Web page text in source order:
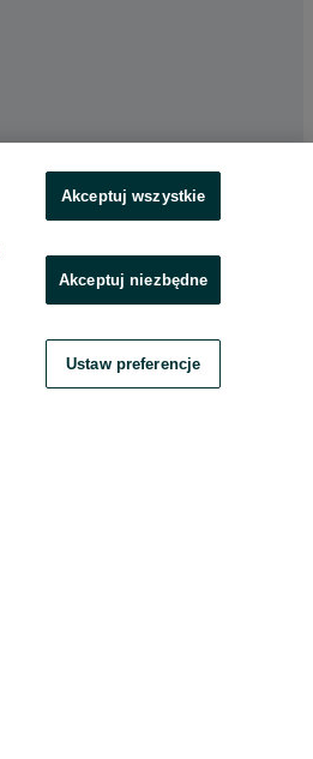
Akceptuj wszystkie
Akceptuj niezbędne
Ustaw preferencje